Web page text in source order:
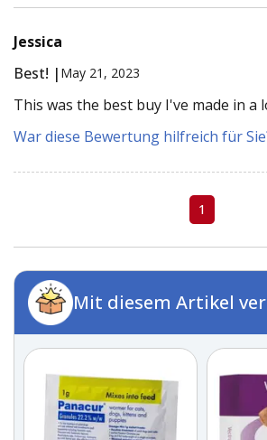
Jessica
Best! | May 21, 2023
This was the best buy I've made in a
War diese Bewertung hilfreich für
1
Mit diesem Artikel